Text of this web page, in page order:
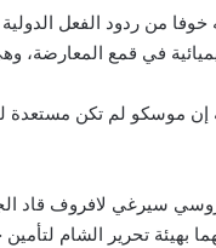
من ردود الفعل
في قمع المعارضة،
موسكو لم تكن مستعدة
سيرغي لافروف قاد
بهيئة تحرير الشام